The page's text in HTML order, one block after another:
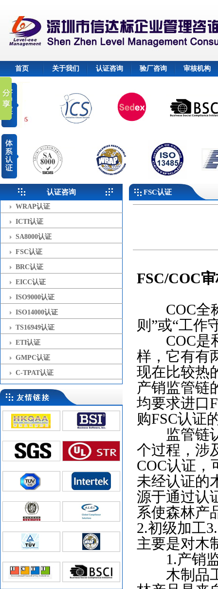
首页 关于我们 认证咨询 验厂咨询 审核机构
认证咨询
WRAP认证
ICTI认证
SA8000认证
FSC认证
BRC认证
EICC认证
ISO9000认证
ISO14000认证
TS16949认证
ETI认证
GMPC认证
C-TPAT认证
FSC认证
FSC/COC
COC全称
则”或“工作
COC是和
样，它有有
现在比较热
产销监管链
均要求进口
购FSC认证
监管链认
个过程，涉
COC认证，
未经认证的
源于通过认
系使森林产
2.初级加工
主要是对木
1.产销监
木制品工